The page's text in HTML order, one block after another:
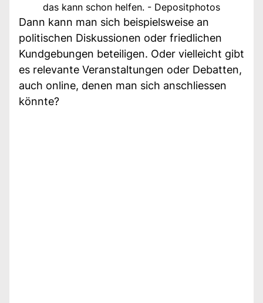
das kann schon helfen. - Depositphotos
Dann kann man sich beispielsweise an
politischen Diskussionen oder friedlichen
Kundgebungen beteiligen. Oder vielleicht gibt
es relevante Veranstaltungen oder Debatten,
auch online, denen man sich anschliessen
könnte?